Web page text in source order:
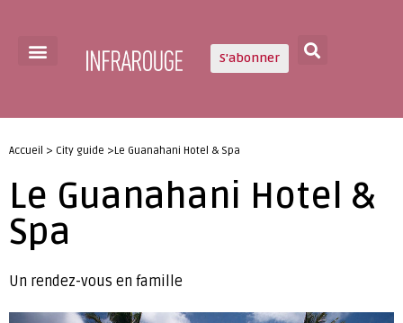
S'abonner
Accueil > City guide >Le Guanahani Hotel & Spa
Le Guanahani Hotel &
Spa
Un rendez-vous en famille